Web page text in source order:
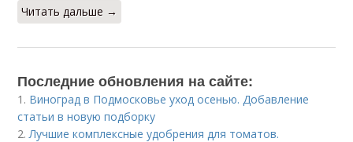
Читать дальше →
Последние обновления на сайте:
1. Виноград в Подмосковье уход осенью. Добавление
статьи в новую подборку
2.Лучшие комплексные удобрения для томатов.